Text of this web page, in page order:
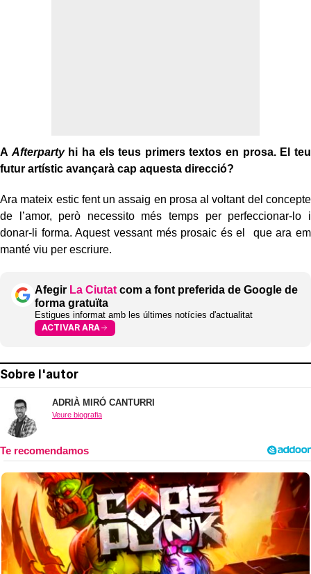
A Afterpartyhi ha els teus primers textos en prosa. El teu
futur artístic avançarà cap aquesta direcció?
Ara mateix estic fent un assaig en prosa al voltant del concepte
de l’amor, però necessito més temps per perfeccionar-lo i
donar-li forma. Aquest vessant més prosaic és el que ara em
manté viu per escriure.
Afegir La Ciutat com a font preferida de Google de
forma gratuïta
Estigues informat amb les últimes notícies d'actualitat
ACTIVAR ARA
Sobre l'autor
ADRIÀ MIRÓ CANTURRI
Veure biografia